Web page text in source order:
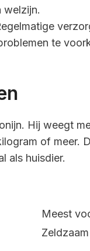
welzijn.
te
Hij weegt
of meer.
als huisdier.
Meest
Zeldzaam